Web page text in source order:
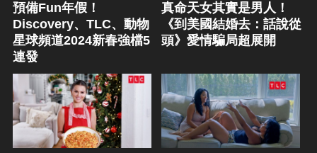
預備Fun年假！
Discovery、TLC、動物
星球頻道2024新春強檔5
連發
真命天女其實是男人！
《到美國結婚去：話說從
頭》愛情騙局超展開